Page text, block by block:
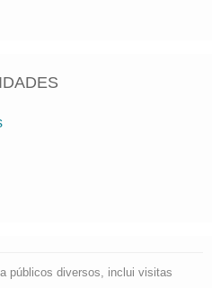
públicos diversos, inclui visitas